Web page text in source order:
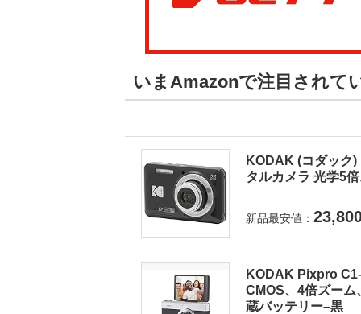
いまAmazonで注目されて
KODAK (コダック
タルカメラ 光学5
新品最安値：
KODAK Pixpro
CMOS、4倍ズー
蔵バッテリー–黒